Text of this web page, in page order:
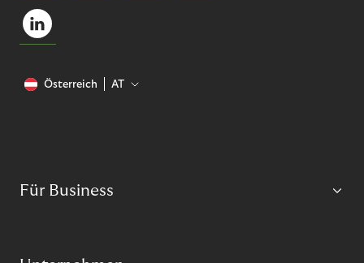
Österreich AT
Für Business